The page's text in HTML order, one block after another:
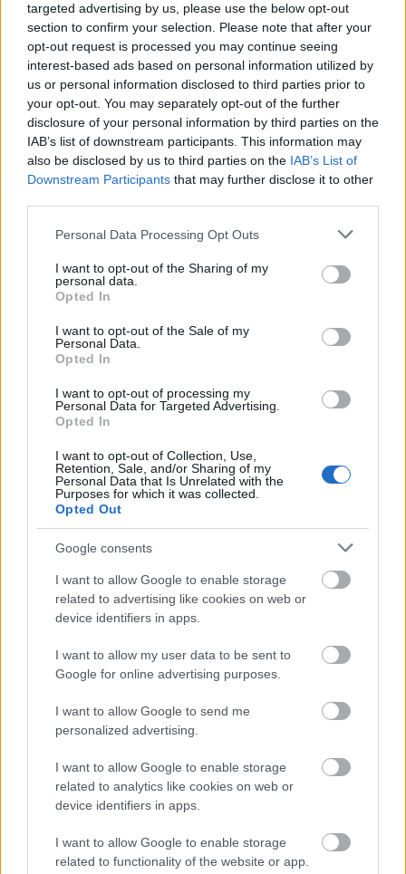
targeted advertising by us, please use the below opt-out
section to confirm your selection. Please note that after your
opt-out request is processed you may continue seeing
interest-based ads based on personal information utilized by
us or personal information disclosed to third parties prior to
your opt-out. You may separately opt-out of the further
disclosure of your personal information by third parties on the
IAB’s list of downstream participants. This information may
also be disclosed by us to third parties on the IAB’s List of
Downstream Participants that may further disclose it to other
Please note that this website/app uses one or more Google
not limited to your visit or usage behaviour. You may click to
grant or deny consent to Google and its third-party tags to
use your data for below specified purposes in below Google
consent section.
Personal Data Processing Opt Outs
I want to opt-out of the Sharing of my
personal data.
Opted In
I want to opt-out of the Sale of my
Personal Data.
Opted In
I want to opt-out of processing my
Personal Data for Targeted Advertising.
Opted In
I want to opt-out of Collection, Use,
Retention, Sale, and/or Sharing of my
Personal Data that Is Unrelated with the
Purposes for which it was collected.
Opted Out
Google consents
I want to allow Google to enable storage
related to advertising like cookies on web or
device identifiers in apps.
I want to allow my user data to be sent to
Google for online advertising purposes.
I want to allow Google to send me
personalized advertising.
I want to allow Google to enable storage
related to analytics like cookies on web or
device identifiers in apps.
I want to allow Google to enable storage
related to functionality of the website or app.
Furcsa módon Thut központi problémája
tulajdonképpen poszttraumás stressz szindróma.
Talán a játékidő rövidségével magyarázható, hogy a
múmiák nem félnek semmitől a modern világban
(nem volt idő vagy tehetség kitalálni, miként
reagálnak az egyes dolgokra), csupán az „erős fehér
fény” a gyengeségük, mert akkor láthatóvá válik a
valódi arcuk. Ez végülis egyedi, csak olyan légből
kapott, nincs rá ok vagy magyarázat. Ugyanilyen
néha teleportálnak (a hercegnő valahogy odakerül a
palotából a kijárathoz, aztán a hajóra; a krokodil
hirtelen ott van a buszban; az elején hirtelen ott
vannak a furgon hátuljában). Hasonlóan misztikus
Nefert, hogy eljár az idő, viszont vagy én nem
figyeltem, vagy valójában senki sem mondta, hogy
másnap, akkor így is, úgy is elkéstek, ha meg nem
akkor, akkor mikor van?
Engem egyedül az ikrek idegesítettek, akik a lordnak
dolgoznak, de ők se mindig, csak néha. Az említett
főgonosz a végén a Disney-mozikban szokásos halált
kap, ez se eredeti húzás. A modern világban nem
énekes fekete, a rendező meg köcsög, az ekkor a
lorddal meg az anyjával egy páholyban ülő Prince-
klón pedig pár percen belül a főszereplők első
számú segítőjévé válik. Ekkor kiderül, hogy az
meg téged a YouTube-on, aztán jönnek a gagyi
popslágerek is, van egy visszatérő dal, amit a filmhez
változata – hangsúlyoznom kell viszont, hogy ezek
sokkal jobbak, mint amik manapság szólnak a
rádióból. A kísérőzenei mélypont azonban a
Nickelback együttes egyik számának használata…